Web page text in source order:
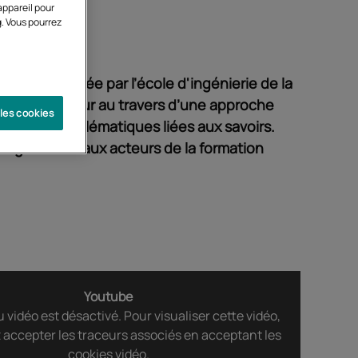
portée par l’école d'ingénierie de la
la hauteur au travers d’une approche
des problématiques liées aux savoirs.
et aux acteurs de la formation
Youtube
vidéo est désactivé. Pour visualiser cette vidéo,
accepter les traceurs associés en acceptant les
cookies vidéo.
pour
pourrez
cookies